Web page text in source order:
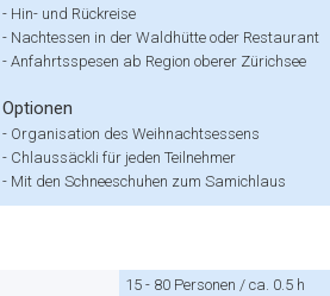
- Hin- und Rückreise
- Nachtessen in der Waldhütte oder Restaurant
- Anfahrtsspesen ab Region oberer Zürichsee
Optionen
- Organisation des Weihnachtsessens
- Chlaussäckli für jeden Teilnehmer
- Mit den Schneeschuhen zum Samichlaus
15 - 80 Personen / ca. 0.5 h